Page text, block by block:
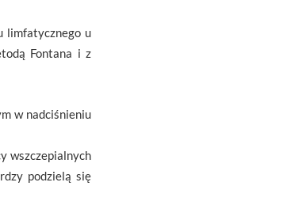
limfatycznego u
Fontana i z
w nadciśnieniu
wszczepialnych
podzielą się